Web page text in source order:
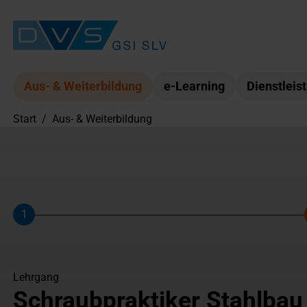
Aus- & Weiterbildung e-Learning
Start / Aus- & Weiterbildung
Schritt
1
Lehrgang
Schraubpraktiker Stahlbau